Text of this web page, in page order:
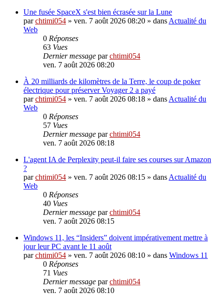
Une fusée SpaceX s'est bien écrasée sur la Lune
parchtimi054 » ven. 7 août 2026 08:20 » dans Actualité du
Web
0 Réponses
63 Vues
Dernier message parchtimi054
ven. 7 août 2026 08:20
À 20 milliards de kilomètres de la Terre, le coup de poker
électrique pour préserver Voyager 2 a payé
parchtimi054 » ven. 7 août 2026 08:18 » dans Actualité du
Web
0 Réponses
57 Vues
Dernier message parchtimi054
ven. 7 août 2026 08:18
L'agent IA de Perplexity peut-il faire ses courses sur Amazon
?
parchtimi054 » ven. 7 août 2026 08:15 » dans Actualité du
Web
0 Réponses
40 Vues
Dernier message parchtimi054
ven. 7 août 2026 08:15
Windows 11, les “Insiders” doivent impérativement mettre à
jour leur PC avant le 11 août
parchtimi054 » ven. 7 août 2026 08:10 » dans Windows 11
0 Réponses
71 Vues
Dernier message parchtimi054
ven. 7 août 2026 08:10